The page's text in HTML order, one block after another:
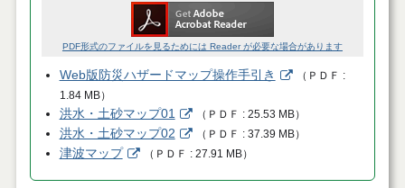
PDF形式のファイルを見るためには Reader が必要な場合があります
Web版防災ハザードマップ操作手引き （ ＰＤＦ
1.84 MB）
洪水・土砂マップ01 （ ＰＤＦ 25.53 MB）
洪水・土砂マップ02 （ ＰＤＦ 37.39 MB）
津波マップ （ ＰＤＦ 27.91 MB）